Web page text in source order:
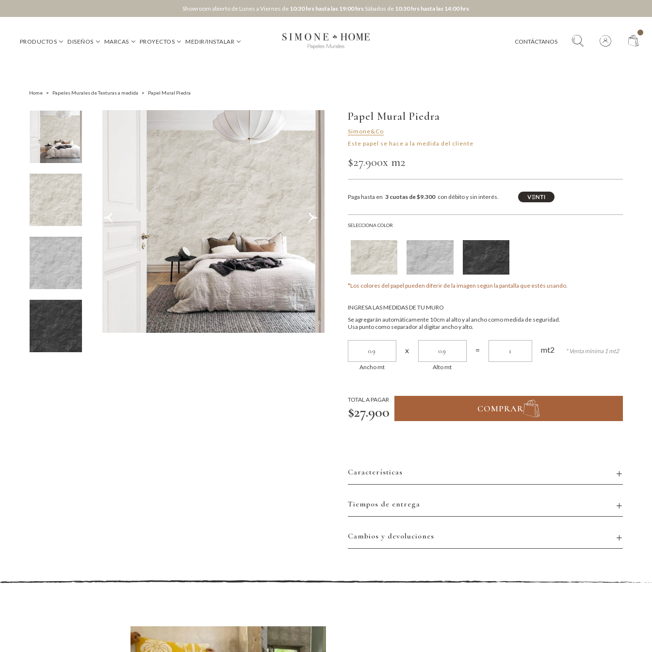
Showroom abierto de Lunes a Viernes de 10:30 hrs hasta las 19:00 hrs Sábados de 10:30 hrs hasta las 14:00 hrs
PRODUCTOS DISEÑOS MARCAS PROYECTOS MEDIR/INSTALAR CONTÁCTANOS
Home > Papeles Murales de Texturas a medida > Papel Mural Piedra
Papel Mural Piedra
Simone&Co
Este papel se hace a la medida del cliente
$27.900x m2
Paga hasta en 3 cuotas de $9.300 con débito y sin interés.
SELECCIONA COLOR
*Los colores del papel pueden diferir de la imagen según la pantalla que estés usando.
INGRESA LAS MEDIDAS DE TU MURO
Se agregarán automáticamente 10cm al alto y al ancho como medida de seguridad.
Usa punto como separador al digitar ancho y alto.
Ancho mt
x
Alto mt
= mt2 * Venta minima 1 mt2
TOTAL A PAGAR
$27.900 COMPRAR
Características
Tiempos de entrega
Cambios y devoluciones